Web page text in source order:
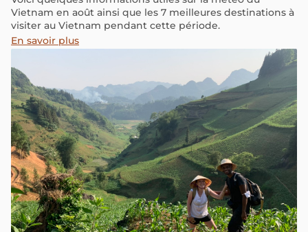
Vietnam en août ainsi que les 7 meilleures destinations à
visiter au Vietnam pendant cette période.
En savoir plus